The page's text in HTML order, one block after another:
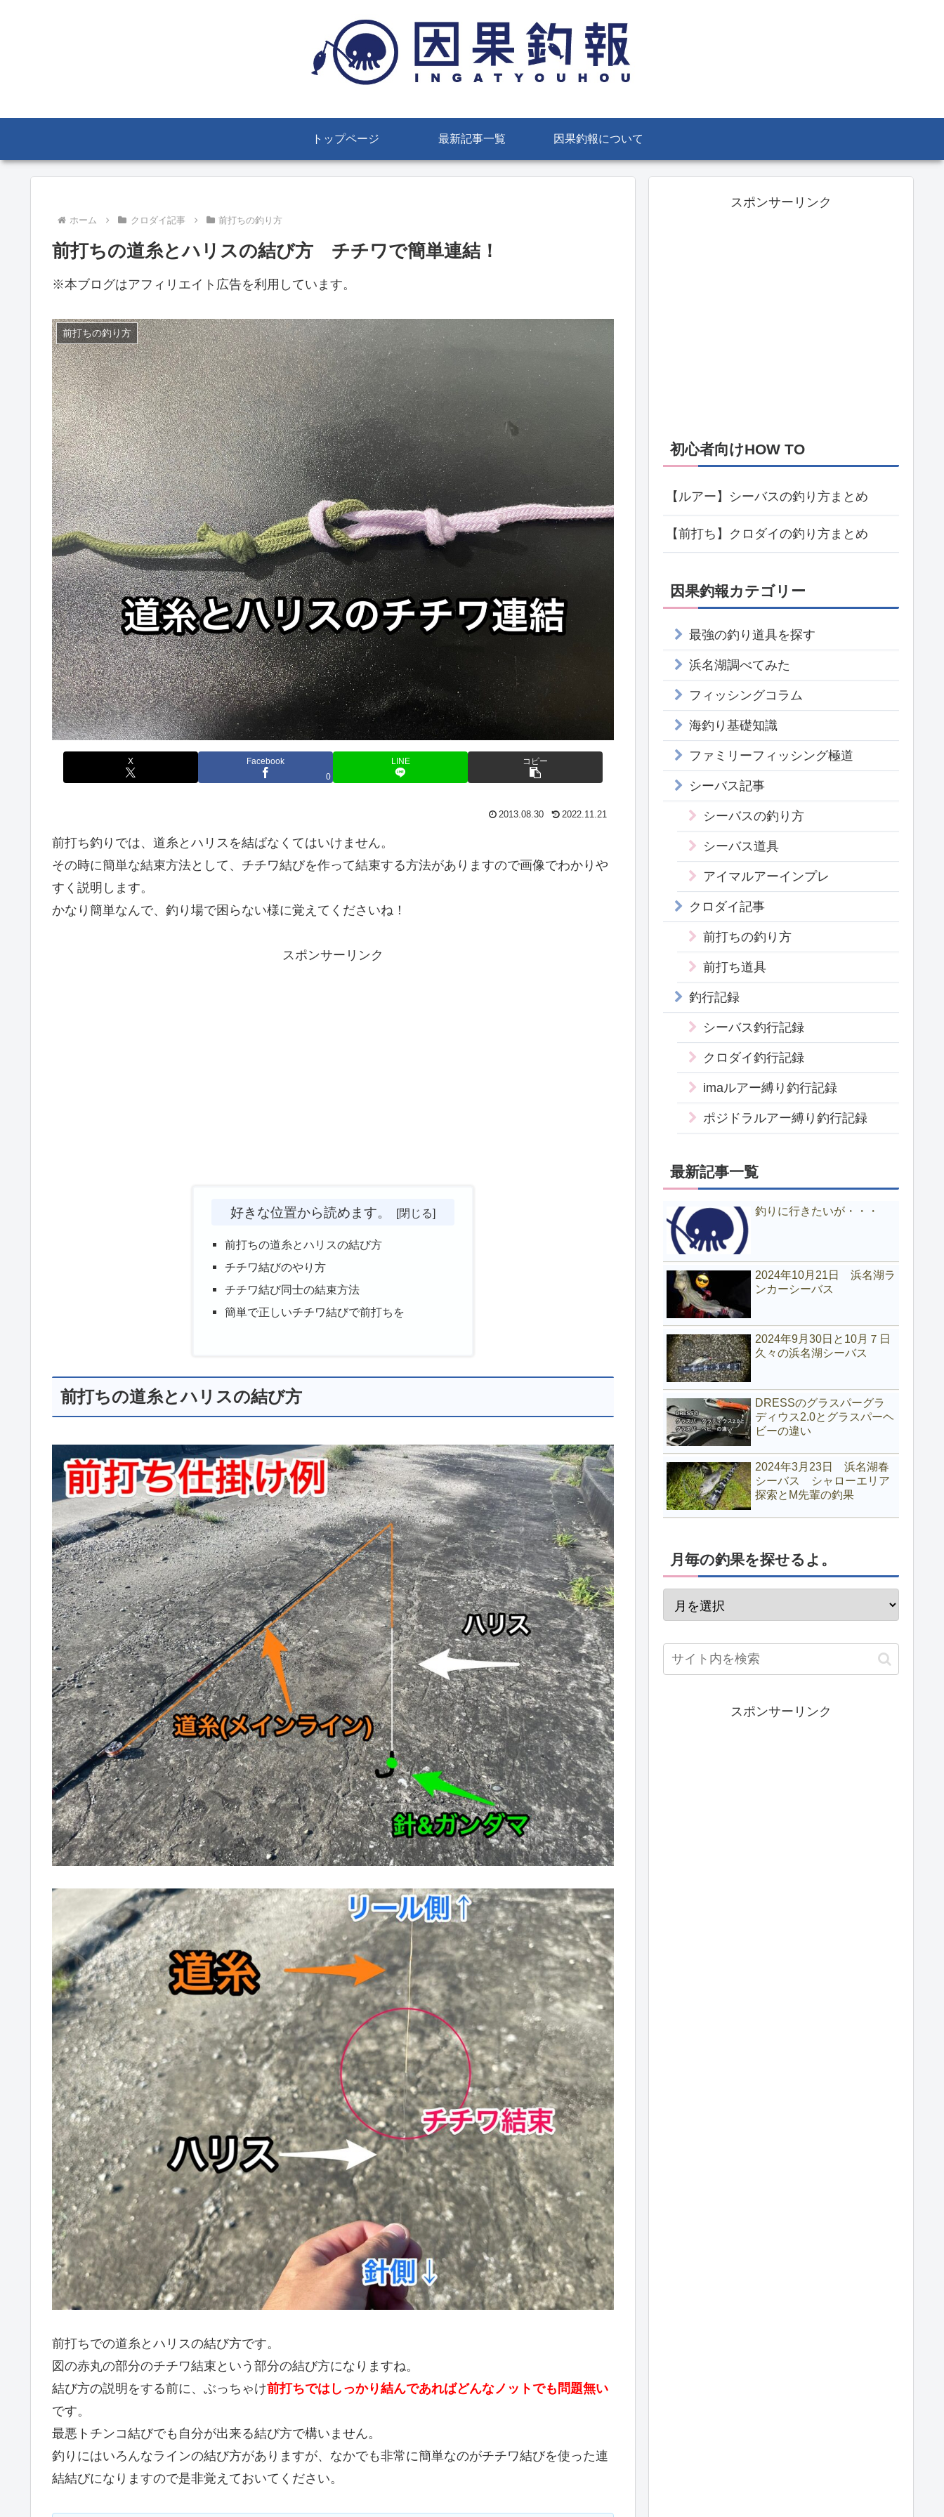
トップページ 最新記事一覧 因果釣報について
ホーム クロダイ記事 前打ちの釣り方
前打ちの道糸とハリスの結び方 チチワで簡単連結！
※本ブログはアフィリエイト広告を利用しています。
前打ちの釣り方
X
Facebook
0
LINE コピー
2013.08.30 2022.11.21
前打ち釣りでは、道糸とハリスを結ばなくてはいけません。
その時に簡単な結束方法として、チチワ結びを作って結束する方法がありますので画像でわかりや
すく説明します。
かなり簡単なんで、釣り場で困らない様に覚えてくださいね！
スポンサーリンク
好きな位置から読めます。
前打ちの道糸とハリスの結び方
チチワ結びのやり方
チチワ結び同士の結束方法
簡単で正しいチチワ結びで前打ちを
前打ちの道糸とハリスの結び方
前打ちでの道糸とハリスの結び方です。
図の赤丸の部分のチチワ結束という部分の結び方になりますね。
結び方の説明をする前に、ぶっちゃけ前打ちではしっかり結んであればどんなノットでも問題無い
です。
最悪トチンコ結びでも自分が出来る結び方で構いません。
釣りにはいろんなラインの結び方がありますが、なかでも非常に簡単なのがチチワ結びを使った連
結結びになりますので是非覚えておいてください。
スポンサーリンク
初心者向けHOW TO
【ルアー】シーバスの釣り方まとめ
【前打ち】クロダイの釣り方まとめ
因果釣報カテゴリー
最強の釣り道具を探す
浜名湖調べてみた
フィッシングコラム
海釣り基礎知識
ファミリーフィッシング極道
シーバス記事
シーバスの釣り方
シーバス道具
アイマルアーインプレ
クロダイ記事
前打ちの釣り方
前打ち道具
釣行記録
シーバス釣行記録
クロダイ釣行記録
imaルアー縛り釣行記録
ポジドラルアー縛り釣行記録
最新記事一覧
釣りに行きたいが・・・
2024年10月21日 浜名湖ラ
ンカーシーバス
2024年9月30日と10月７日
久々の浜名湖シーバス
DRESSのグラスパーグラ
ディウス2.0とグラスパーヘ
ビーの違い
2024年3月23日 浜名湖春
シーバス シャローエリア
探索とM先輩の釣果
月毎の釣果を探せるよ。
スポンサーリンク